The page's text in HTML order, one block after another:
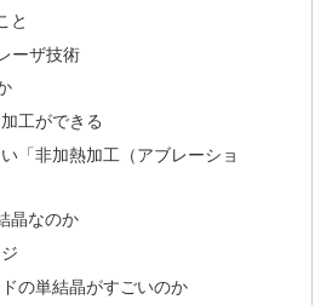
と
ーザ技術
工ができる
「非加熱加工（アブレーショ
晶なのか
の単結晶がすごいのか